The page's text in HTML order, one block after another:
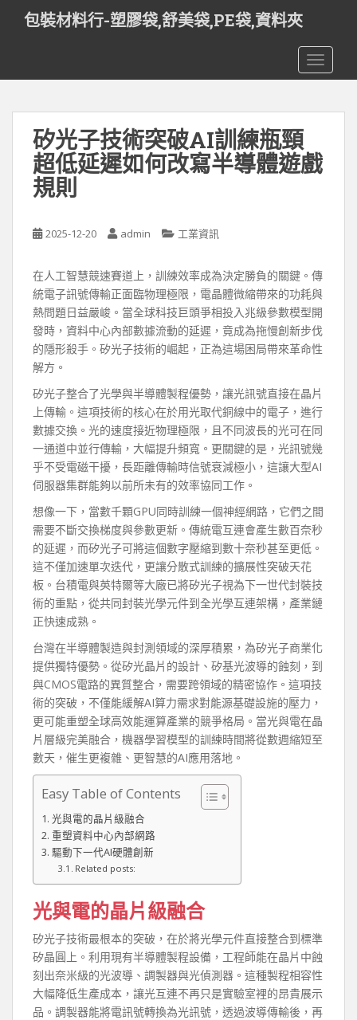
t
包裝材料行-塑膠袋,舒美袋,PE袋,資料夾
矽光子技術突破AI訓練瓶頸
超低延遲如何改寫半導體遊戲
規則
2025-12-20 admin 工業資訊
在人工智慧競速賽道上，訓練效率成為決定勝負的關鍵。傳
統電子訊號傳輸正面臨物理極限，電晶體微縮帶來的功耗與
熱問題日益嚴峻。當全球科技巨頭爭相投入兆級參數模型開
發時，資料中心內部數據流動的延遲，竟成為拖慢創新步伐
的隱形殺手。矽光子技術的崛起，正為這場困局帶來革命性
解方。
矽光子整合了光學與半導體製程優勢，讓光訊號直接在晶片
上傳輸。這項技術的核心在於用光取代銅線中的電子，進行
數據交換。光的速度接近物理極限，且不同波長的光可在同
一通道中並行傳輸，大幅提升頻寬。更關鍵的是，光訊號幾
乎不受電磁干擾，長距離傳輸時信號衰減極小，這讓大型AI
伺服器集群能夠以前所未有的效率協同工作。
想像一下，當數千顆GPU同時訓練一個神經網路，它們之間
需要不斷交換梯度與參數更新。傳統電互連會產生數百奈秒
的延遲，而矽光子可將這個數字壓縮到數十奈秒甚至更低。
這不僅加速單次迭代，更讓分散式訓練的擴展性突破天花
板。台積電與英特爾等大廠已將矽光子視為下一世代封裝技
術的重點，從共同封裝光學元件到全光學互連架構，產業鏈
正快速成熟。
台灣在半導體製造與封測領域的深厚積累，為矽光子商業化
提供獨特優勢。從矽光晶片的設計、矽基光波導的蝕刻，到
與CMOS電路的異質整合，需要跨領域的精密協作。這項技
術的突破，不僅能緩解AI算力需求對能源基礎設施的壓力，
更可能重塑全球高效能運算產業的競爭格局。當光與電在晶
片層級完美融合，機器學習模型的訓練時間將從數週縮短至
數天，催生更複雜、更智慧的AI應用落地。
Easy Table of Contents
光與電的晶片級融合
重塑資料中心內部網路
驅動下一代AI硬體創新
Related posts:
光與電的晶片級融合
矽光子技術最根本的突破，在於將光學元件直接整合到標準
矽晶圓上。利用現有半導體製程設備，工程師能在晶片中蝕
刻出奈米級的光波導、調製器與光偵測器。這種製程相容性
大幅降低生產成本，讓光互連不再只是實驗室裡的昂貴展示
品。調製器能將電訊號轉換為光訊號，透過波導傳輸後，再